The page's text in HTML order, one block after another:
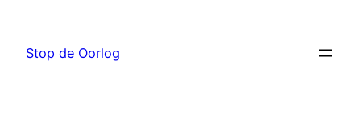
Stop de Oorlog